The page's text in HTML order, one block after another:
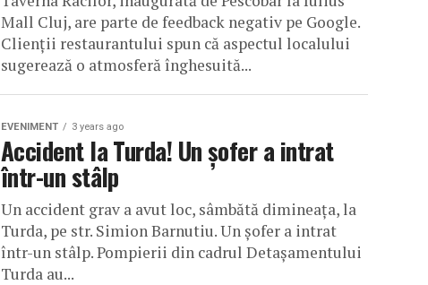
Mall Cluj, are parte de feedback negativ pe Google.
Clienții restaurantului spun că aspectul localului
sugerează o atmosferă înghesuită...
EVENIMENT 3 years ago
Accident la Turda! Un șofer a intrat
într-un stâlp
Un accident grav a avut loc, sâmbătă dimineața, la
Turda, pe str. Simion Barnutiu. Un șofer a intrat
într-un stâlp. Pompierii din cadrul Detașamentului
Turda au...